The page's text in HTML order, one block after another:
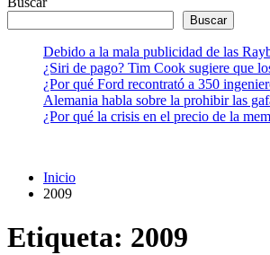
Buscar
Debido a la mala publicidad de las
¿Siri de pago? Tim Cook sugiere que
¿Por qué Ford recontrató a 350
Alemania habla sobre la prohibir las
¿Por qué la crisis en el precio de la
Inicio
2009
Etiqueta: 2009